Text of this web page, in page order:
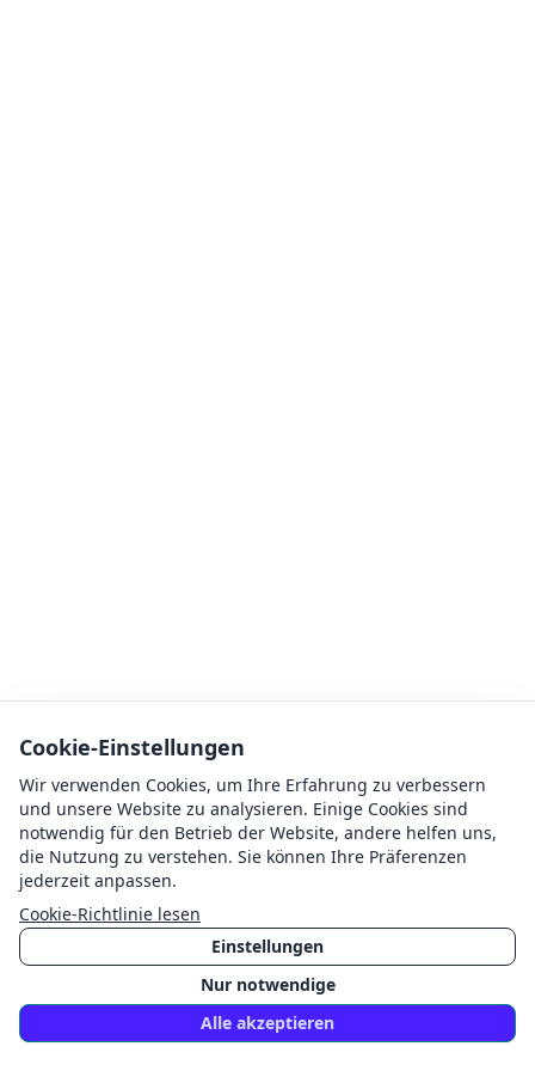
Cookie-Einstellungen
Wir verwenden Cookies, um Ihre Erfahrung zu verbessern
und unsere Website zu analysieren. Einige Cookies sind
notwendig für den Betrieb der Website, andere helfen uns,
die Nutzung zu verstehen. Sie können Ihre Präferenzen
jederzeit anpassen.
Cookie-Richtlinie lesen
Einstellungen
Nur notwendige
Alle akzeptieren